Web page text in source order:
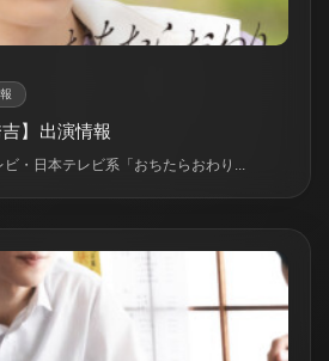
吉】出演情報
ビ・日本テレビ系「おちたらおわり...